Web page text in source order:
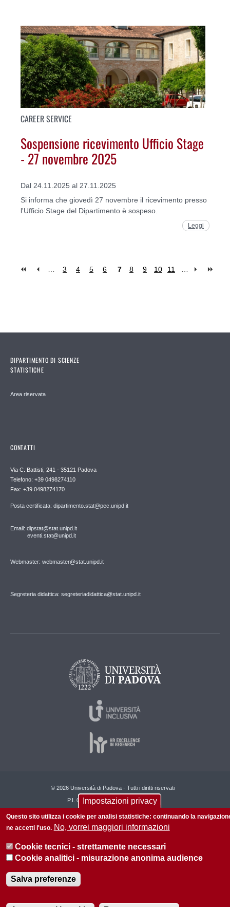
CAREER SERVICE
Sospensione ricevimento Ufficio Stage
- 27 novembre 2025
Dal 24.11.2025 al 27.11.2025
Si informa che giovedì 27 novembre il ricevimento presso
l'Ufficio Stage del Dipartimento è sospeso.
Leggi
3 4 5 6 7 8 9 10 11
DIPARTIMENTO DI SCIENZE
STATISTICHE
Area riservata
CONTATTI
Via C. Battisti, 241 - 35121 Padova
Telefono: +39 0498274110
Fax: +39 0498274170
Posta certificata: dipartimento.stat@pec.unipd.it
Email: dipstat@stat.unipd.it
eventi.stat@unipd.it
Webmaster: webmaster@stat.unipd.it
Segreteria didattica: segreteriadidattica@stat.unipd.it
© 2026 Università di Padova - Tutti i diritti riservati
P.I. 00742430283 C.F. 80006480281
Impostazioni privacy
Questo sito utilizza i cookie per analisi statistiche: continuando la
ne accetti l'uso. No, vorrei maggiori informazioni
Cookie tecnici - strettamente necessari
Cookie analitici - misurazione anonima audience
Salva preferenze